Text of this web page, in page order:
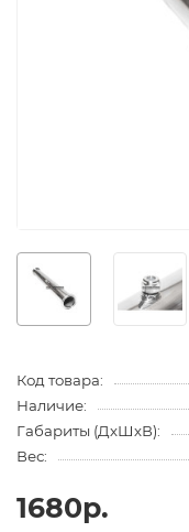
Код товара:
Наличие:
Габариты (ДхШхВ):
Вес:
1680р.